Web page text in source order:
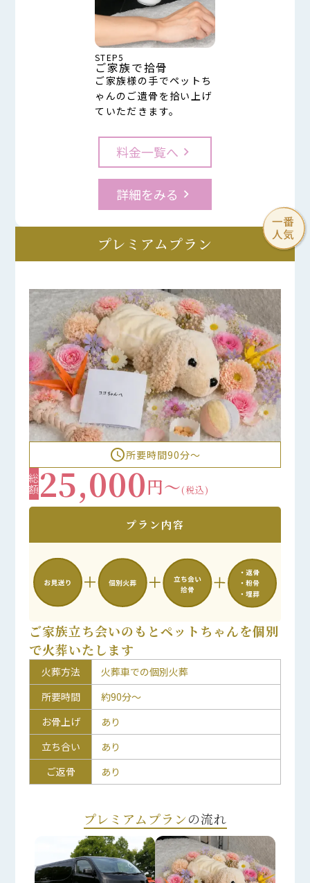
STEP5
ご家族で拾骨
ご家族様の手でペットち
ゃんのご遺骨を拾い上げ
ていただきます。
料金一覧へ keyboard_arrow_right
詳細をみる keyboard_arrow_right
プレミアムプラン
access_time所要時間90分〜
総額25,000円～(税込)
プラン内容
ご家族立ち会いのもとペットちゃんを個別
で火葬いたします
火葬方法
火葬車での個別火葬
所要時間
約90分～
お骨上げ
あり
立ち合い
あり
ご返骨
あり
プレミアムプランの流れ